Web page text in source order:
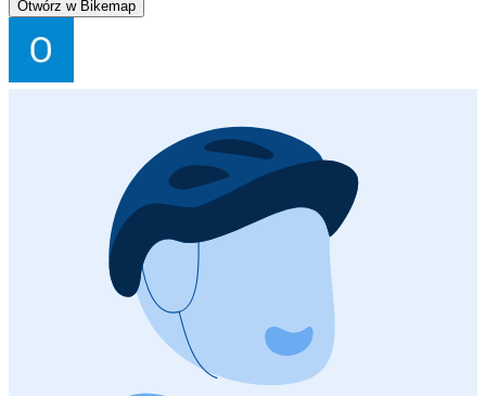
Otwórz w Bikemap